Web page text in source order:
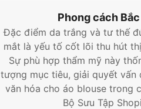
Phong cách
Đặc điểm da trắng và tư thế
mắt là yếu tố cốt lõi thu hút
Sự phù hợp thẩm mỹ này
tượng mục tiêu, giải quyết vấn
văn hóa cho áo blouse trong
Bộ Sưu Tập